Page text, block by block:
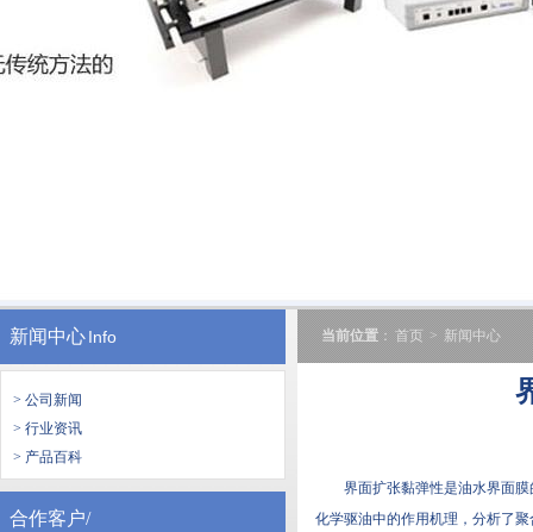
新闻中心Info
> 公司新闻
> 行业资讯
> 产品百科
合作客户/
当前位置 ： 首页 > 新闻中心
界面扩张黏弹性是油水界面
化学驱油中的作用机理，分析了